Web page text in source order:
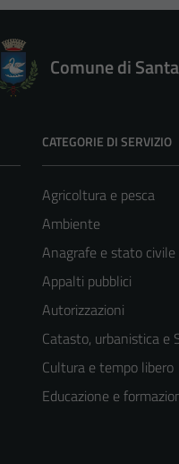
Comune di
CATEGORIE DI SERVIZIO
Agricoltura e pesca
Ambiente
Anagrafe e stato civile
Appalti pubblici
Autorizzazioni
Catasto, urbanistica e
Cultura e tempo libero
Educazione e